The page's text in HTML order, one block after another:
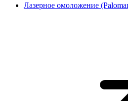
Лазерное омоложение